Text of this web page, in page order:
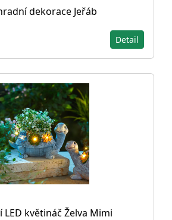
dekorace Jeřáb
Detail
LED květináč Želva Mimi